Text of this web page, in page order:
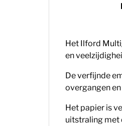
Het Ilford
en
De verfijnde
overgangen
Het papier is
uitstraling met